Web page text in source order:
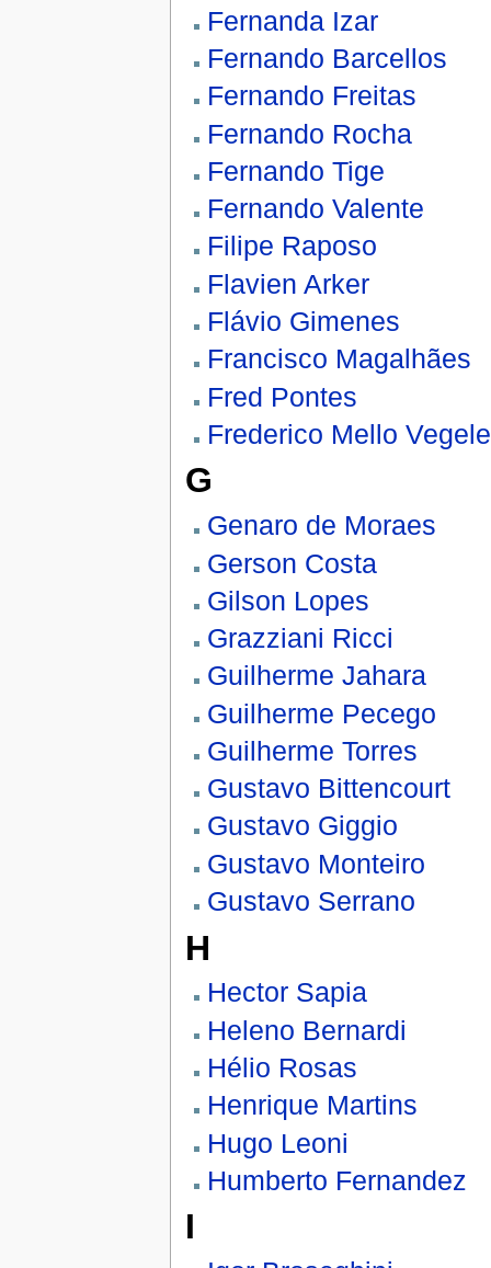
Fernanda Izar
Fernando Barcellos
Fernando Freitas
Fernando Rocha
Fernando Tige
Fernando Valente
Filipe Raposo
Flavien Arker
Flávio Gimenes
Francisco Magalhães
Fred Pontes
Frederico Mello Vegele
G
Genaro de Moraes
Gerson Costa
Gilson Lopes
Grazziani Ricci
Guilherme Jahara
Guilherme Pecego
Guilherme Torres
Gustavo Bittencourt
Gustavo Giggio
Gustavo Monteiro
Gustavo Serrano
H
Hector Sapia
Heleno Bernardi
Hélio Rosas
Henrique Martins
Hugo Leoni
Humberto Fernandez
I